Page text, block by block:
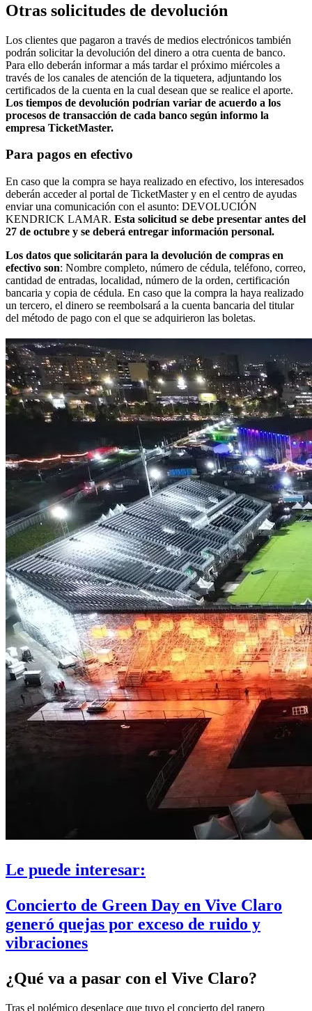
Otras solicitudes de devolución
Los clientes que pagaron a través de medios electrónicos también
podrán solicitar la devolución del dinero a otra cuenta de banco.
Para ello deberán informar a más tardar el próximo miércoles a
través de los canales de atención de la tiquetera, adjuntando los
certificados de la cuenta en la cual desean que se realice el aporte.
Los tiempos de devolución podrían variar de acuerdo a los
procesos de transacción de cada banco según informo la
empresa TicketMaster.
Para pagos en efectivo
En caso que la compra se haya realizado en efectivo, los interesados
deberán acceder al portal de TicketMaster y en el centro de ayudas
enviar una comunicación con el asunto: DEVOLUCIÓN
KENDRICK LAMAR. Esta solicitud se debe presentar antes del
27 de octubre y se deberá entregar información personal.
Los datos que solicitarán para la devolución de compras en
efectivo son: Nombre completo, número de cédula, teléfono, correo,
cantidad de entradas, localidad, número de la orden, certificación
bancaria y copia de cédula. En caso que la compra la haya realizado
un tercero, el dinero se reembolsará a la cuenta bancaria del titular
del método de pago con el que se adquirieron las boletas.
Le puede interesar:
Concierto de Green Day en Vive Claro
generó quejas por exceso de ruido y
vibraciones
¿Qué va a pasar con el Vive Claro?
Tras el polémico desenlace que tuvo el concierto del rapero